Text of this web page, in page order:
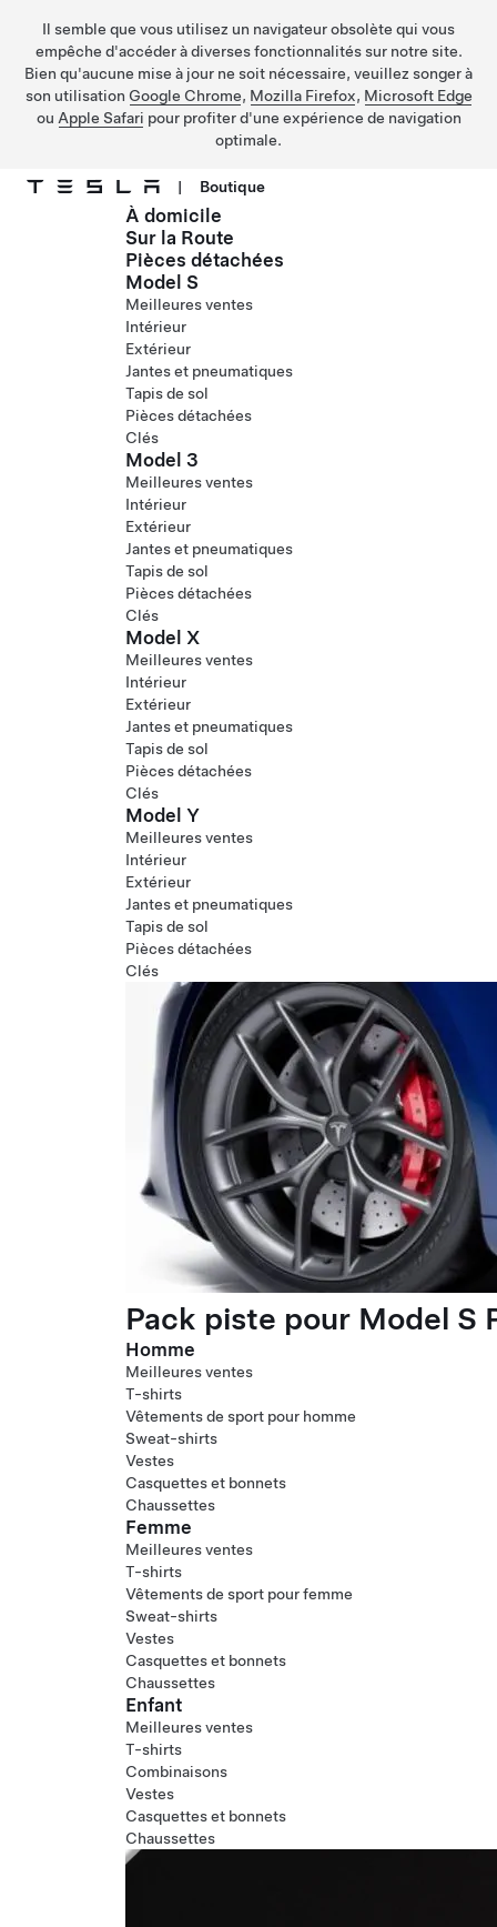
Il semble que vous utilisez un navigateur obsolète qui vous
empêche d'accéder à diverses fonctionnalités sur notre site.
Bien qu'aucune mise à jour ne soit nécessaire, veuillez songer à
son utilisation Google Chrome, Mozilla Firefox, Microsoft Edge
ou Apple Safari pour profiter d'une expérience de navigation
optimale.
Passer au contenu principal
| Boutique
À domicile
Sur la Route
Pièces détachées
Model S
Meilleures ventes
Intérieur
Extérieur
Jantes et pneumatiques
Tapis de sol
Pièces détachées
Clés
Model 3
Meilleures ventes
Intérieur
Extérieur
Jantes et pneumatiques
Tapis de sol
Pièces détachées
Clés
Model X
Meilleures ventes
Intérieur
Extérieur
Jantes et pneumatiques
Tapis de sol
Pièces détachées
Clés
Model Y
Meilleures ventes
Intérieur
Extérieur
Jantes et pneumatiques
Tapis de sol
Pièces détachées
Clés
Pack piste pour Model S
Homme
Meilleures ventes
T-shirts
Vêtements de sport pour homme
Sweat-shirts
Vestes
Casquettes et bonnets
Chaussettes
Femme
Meilleures ventes
T-shirts
Vêtements de sport pour femme
Sweat-shirts
Vestes
Casquettes et bonnets
Chaussettes
Enfant
Meilleures ventes
T-shirts
Combinaisons
Vestes
Casquettes et bonnets
Chaussettes